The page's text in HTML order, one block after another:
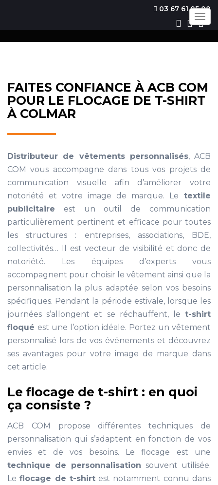
03 67 61 05 00
FAITES CONFIANCE À ACB COM
POUR LE FLOCAGE DE T-SHIRT
À COLMAR
Distributeur de vêtements personnalisés, ACB
COM vous accompagne dans tous vos projets de
communication visuelle afin d’améliorer votre
notoriété et votre image de marque. Le textile
publicitaire est un outil de communication
particulièrement pertinent et efficace pour toutes
les structures : entreprises, associations, BDE,
collectivités… Il est vecteur de visibilité et donc de
notoriété. Les équipes d’experts vous
accompagnent pour choisir le vêtement ainsi que la
personnalisation la plus adaptée selon vos besoins
spécifiques. Pendant la période estivale, lorsque les
journées s’allongent et se réchauffent, le t-shirt
floqué est une l’option idéale. Portez un vêtement
personnalisé lors de vos événements et découvrez
ses avantages pour votre image de marque dans
cet article.
Le flocage de t-shirt : en quoi
ça consiste ?
ACB COM propose différentes techniques de
personnalisation qui s’adaptent en fonction de vos
envies et de vos besoins. Le flocage est une
technique de personnalisation souvent utilisée.
Leflocage de t-shirtest notamment connu dans